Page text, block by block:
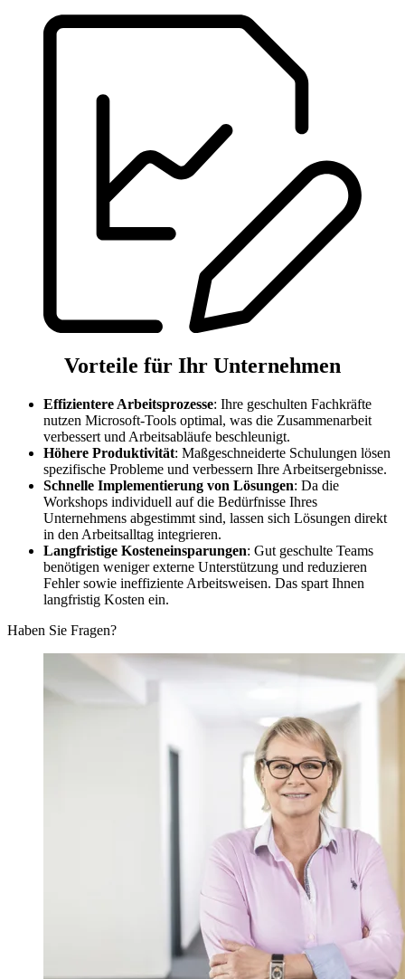
Vorteile für Ihr Unternehmen
Effizientere Arbeitsprozesse: Ihre geschulten Fachkräfte
nutzen Microsoft-Tools optimal, was die Zusammenarbeit
verbessert und Arbeitsabläufe beschleunigt.
Höhere Produktivität: Maßgeschneiderte Schulungen lösen
spezifische Probleme und verbessern Ihre Arbeitsergebnisse.
Schnelle Implementierung von Lösungen: Da die
Workshops individuell auf die Bedürfnisse Ihres
Unternehmens abgestimmt sind, lassen sich Lösungen direkt
in den Arbeitsalltag integrieren.
Langfristige Kosteneinsparungen: Gut geschulte Teams
benötigen weniger externe Unterstützung und reduzieren
Fehler sowie ineffiziente Arbeitsweisen. Das spart Ihnen
langfristig Kosten ein.
Haben Sie Fragen?